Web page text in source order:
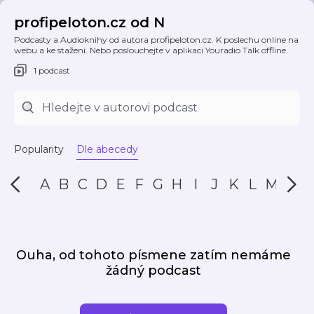
profipeloton.cz od N
Podcasty a Audioknihy od autora profipeloton.cz. K poslechu online na
webu a ke stažení. Nebo poslouchejte v aplikaci Youradio Talk offline.
1 podcast
Popularity Dle abecedy
A B C D E F G H I J K L M N
Ouha, od tohoto písmene zatím nemáme
žádný podcast